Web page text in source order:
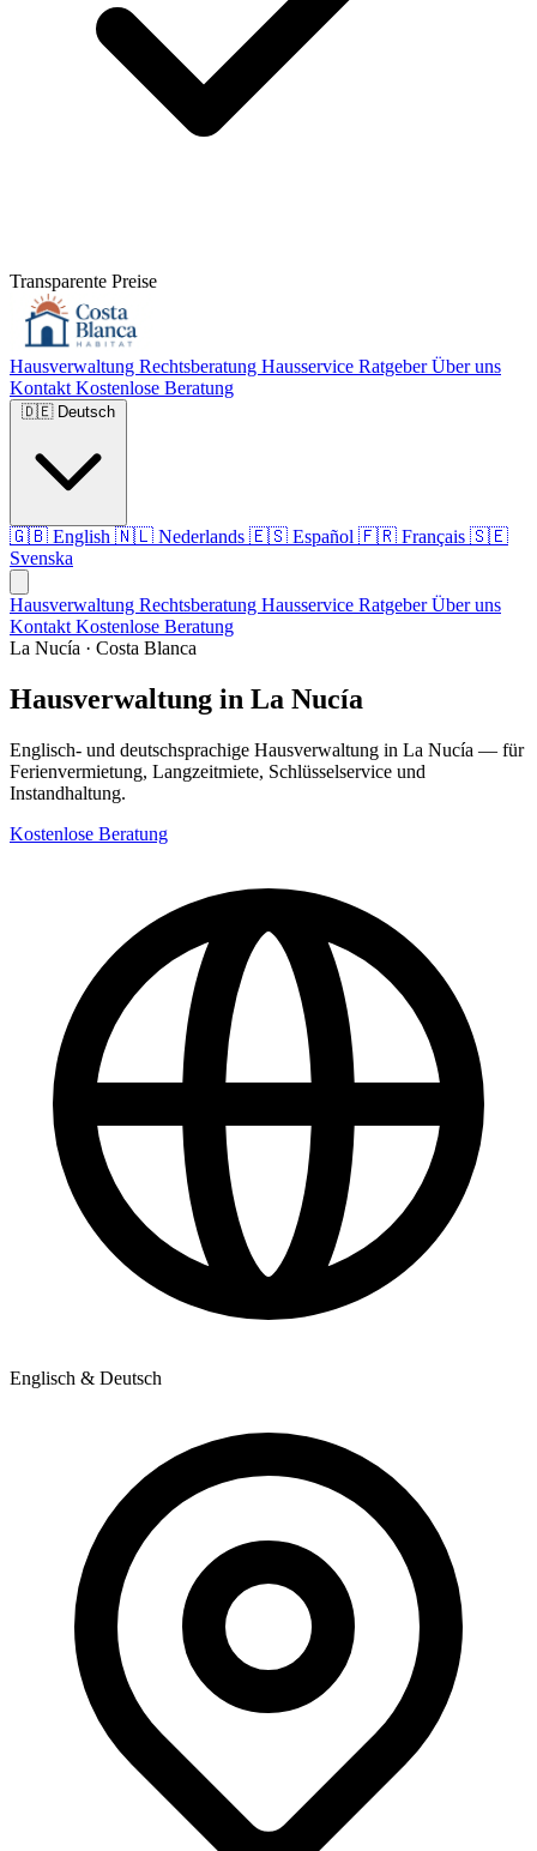
Transparente Preise
Hausverwaltung Rechtsberatung Hausservice RatgeberÜber uns
Kontakt Kostenlose Beratung
🇩🇪 Deutsch
🇬🇧 English 🇳🇱 Nederlands 🇪🇸 Español 🇫🇷 Français 🇸🇪
Svenska
Hausverwaltung Rechtsberatung Hausservice RatgeberÜber uns
Kontakt Kostenlose Beratung
La Nucía · Costa Blanca
Hausverwaltung in La Nucía
Englisch- und deutschsprachige Hausverwaltung in La Nucía — für
Ferienvermietung, Langzeitmiete, Schlüsselservice und
Instandhaltung.
Kostenlose Beratung
Englisch & Deutsch